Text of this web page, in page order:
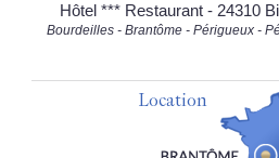
Hôtel *** Restaurant - 24310
Bourdeilles - Brantôme - Périgueux -
Location